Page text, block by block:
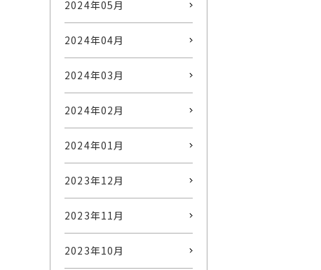
2024年05月
2024年04月
2024年03月
2024年02月
2024年01月
2023年12月
2023年11月
2023年10月